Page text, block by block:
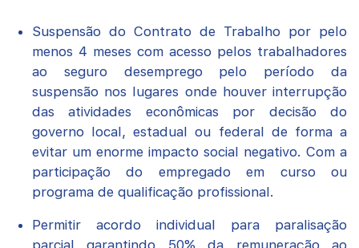
Suspensão do Contrato de Trabalho por pelo
menos 4 meses com acesso pelos trabalhadores
ao seguro desemprego pelo período da
suspensão nos lugares onde houver interrupção
das atividades econômicas por decisão do
governo local, estadual ou federal de forma a
evitar um enorme impacto social negativo. Com a
participação do empregado em curso ou
programa de qualificação profissional.
Permitir acordo individual para paralisação
parcial garantindo 50% da remuneração ao